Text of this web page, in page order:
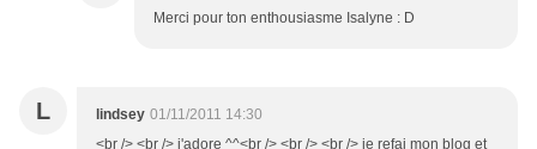
Merci pour ton enthousiasme Isalyne : D
L lindsey 01/11/2011 14:30
<br /> <br /> j'adore ^^<br /> <br /> <br /> je refai mon blog et